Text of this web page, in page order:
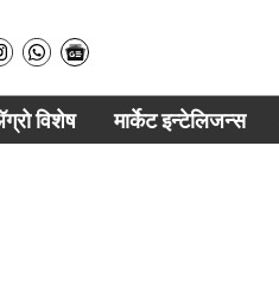
विशेष मार्केट इन्टेलिजन्स